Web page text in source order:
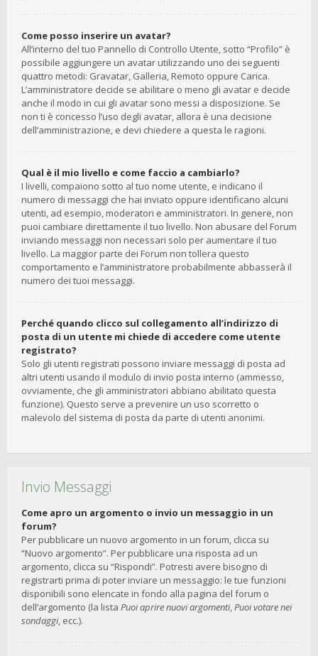
Come posso inserire un avatar?
All’interno del tuo Pannello di Controllo Utente, sotto “Profilo” è
possibile aggiungere un avatar utilizzando uno dei seguenti
quattro metodi: Gravatar, Galleria, Remoto oppure Carica.
L’amministratore decide se abilitare o meno gli avatar e decide
anche il modo in cui gli avatar sono messi a disposizione. Se
non ti è concesso l’uso degli avatar, allora è una decisione
dell’amministrazione, e devi chiedere a questa le ragioni.
Qual è il mio livello e come faccio a cambiarlo?
I livelli, compaiono sotto al tuo nome utente, e indicano il
numero di messaggi che hai inviato oppure identificano alcuni
utenti, ad esempio, moderatori e amministratori. In genere, non
puoi cambiare direttamente il tuo livello. Non abusare del Forum
inviando messaggi non necessari solo per aumentare il tuo
livello. La maggior parte dei Forum non tollera questo
comportamento e l’amministratore probabilmente abbasserà il
numero dei tuoi messaggi.
Perché quando clicco sul collegamento all’indirizzo di
posta di un utente mi chiede di accedere come utente
registrato?
Solo gli utenti registrati possono inviare messaggi di posta ad
altri utenti usando il modulo di invio posta interno (ammesso,
ovviamente, che gli amministratori abbiano abilitato questa
funzione). Questo serve a prevenire un uso scorretto o
malevolo del sistema di posta da parte di utenti anonimi.
Invio Messaggi
Come apro un argomento o invio un messaggio in un
forum?
Per pubblicare un nuovo argomento in un forum, clicca su
“Nuovo argomento”. Per pubblicare una risposta ad un
argomento, clicca su “Rispondi”. Potresti avere bisogno di
registrarti prima di poter inviare un messaggio: le tue funzioni
disponibili sono elencate in fondo alla pagina del forum o
dell’argomento (la lista Puoi aprire nuovi argomenti,Puoi votare nei
sondaggi, ecc.).